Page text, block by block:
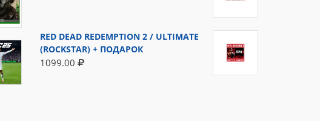
RED DEAD REDEMPTION 2 / ULTIMATE
(ROCKSTAR) + ПОДАРОК
1099.00